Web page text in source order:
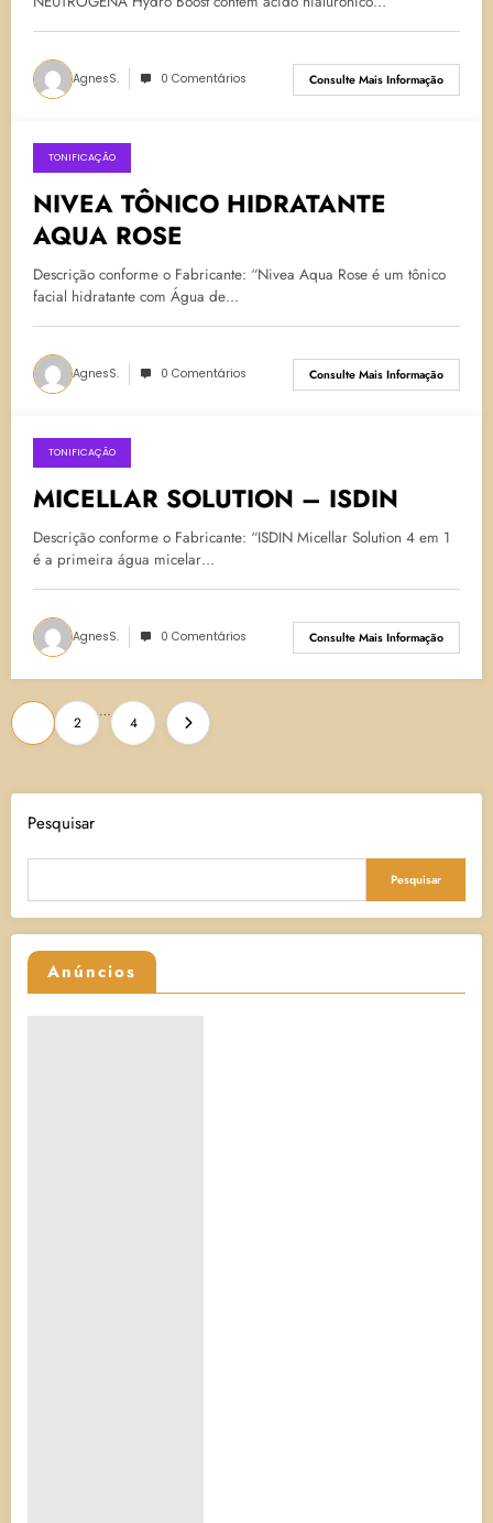
AgnesS. 0 Comentários Consulte Mais Informação
16 de agosto de 2023
TONIFICAÇÃO
NIVEA TÔNICO HIDRATANTE
AQUA ROSE
Descrição conforme o Fabricante: “Nivea Aqua Rose é um tônico
facial hidratante com Água de…
AgnesS. 0 Comentários Consulte Mais Informação
25 de abril de 2023
TONIFICAÇÃO
MICELLAR SOLUTION – ISDIN
Descrição conforme o Fabricante: “ISDIN Micellar Solution 4 em 1
é a primeira água micelar…
AgnesS. 0 Comentários Consulte Mais Informação
Paginação
de
posts
2
…
4
Pesquisar
Pesquisar
Anúncios